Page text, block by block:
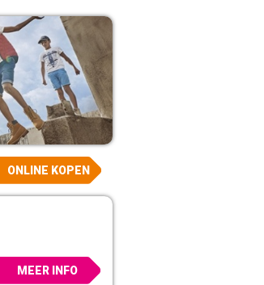
ONLINE KOPEN
MEER INFO